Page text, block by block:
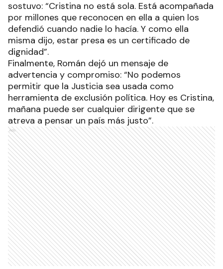
sostuvo: “Cristina no está sola. Está acompañada
por millones que reconocen en ella a quien los
defendió cuando nadie lo hacía. Y como ella
misma dijo, estar presa es un certificado de
dignidad”.
Finalmente, Román dejó un mensaje de
advertencia y compromiso: “No podemos
permitir que la Justicia sea usada como
herramienta de exclusión política. Hoy es Cristina,
mañana puede ser cualquier dirigente que se
atreva a pensar un país más justo”.
Ads